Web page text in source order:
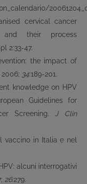
cervical cancer
their process
2:33-47.
the impact of
2006; 34:189-201.
knowledge on HPV
Guidelines for
Screening.
J Clin
vaccino in Italia e nel
alcuni interrogativi
26:279.